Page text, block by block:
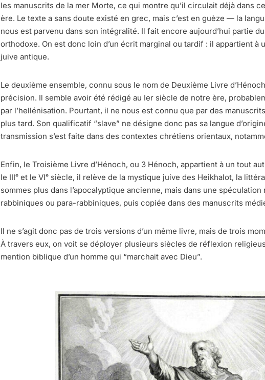
les manuscrits de la mer Morte, ce qui montre qu’il circulait déjà dans
ère. Le texte a sans doute existé en grec, mais c’est en guèze — la
nous est parvenu dans son intégralité. Il fait encore aujourd’hui partie
orthodoxe. On est donc loin d’un écrit marginal ou tardif : il appartient
juive antique.
Le deuxième ensemble, connu sous le nom de Deuxième Livre
précision. Il semble avoir été rédigé au Ier siècle de notre ère,
par l’hellénisation. Pourtant, il ne nous est connu que par des
plus tard. Son qualificatif “slave” ne désigne donc pas sa langue
transmission s’est faite dans des contextes chrétiens orientaux,
Enfin, le Troisième Livre d’Hénoch, ou 3 Hénoch, appartient à un tout
le IIIᵉ et le VIᵉ siècle, il relève de la mystique juive des Heikhalot, la
sommes plus dans l’apocalyptique ancienne, mais dans une
rabbiniques ou para-rabbiniques, puis copiée dans des manuscrits
Il ne s’agit donc pas de trois versions d’un même livre, mais de trois
À travers eux, on voit se déployer plusieurs siècles de réflexion
mention biblique d’un homme qui “marchait avec Dieu”.